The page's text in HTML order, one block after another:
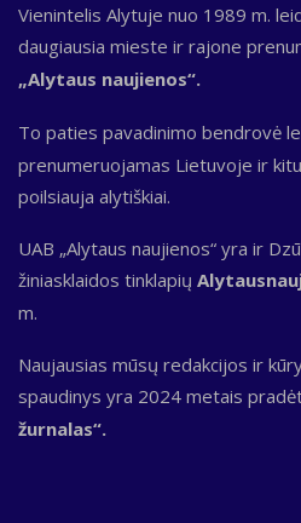
Vienintelis Alytuje nuo 1989 m.
daugiausia mieste ir rajone
„Alytaus naujienos“.
To paties pavadinimo bendrovė
prenumeruojamas Lietuvoje ir
poilsiauja alytiškiai.
UAB „Alytaus naujienos“ yra ir
žiniasklaidos tinklapių
m.
Naujausias mūsų redakcijos ir
spaudinys yra 2024 metais
žurnalas“.